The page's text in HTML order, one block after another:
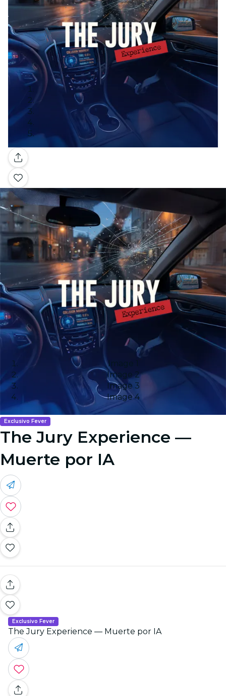
Galería
Image 1
Image 2
Image 3
Image 4
Exclusivo Fever
The Jury Experience —
Muerte por IA
Exclusivo Fever
The Jury Experience — Muerte por IA